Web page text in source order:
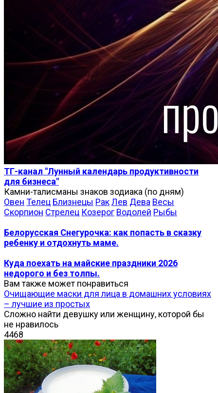
ТГ-канал "Лунный календарь продуктивности
для бизнеса"
Камни-талисманы знаков зодиака (по дням)
Овен Телец Близнецы РакЛев Дева Весы
Скорпион Стрелец Козерог Водолей Рыбы
Белорусская Снегурочка: как попасть в сказку
ребенку и отдохнуть маме.
Куда поехать на майские праздники 2026
недорого и без толпы.
Вам также может понравиться
Очищающие маски для лица в домашних условиях
– лучшие из простых
Сложно найти девушку или женщину, которой бы
не нравилось
4468